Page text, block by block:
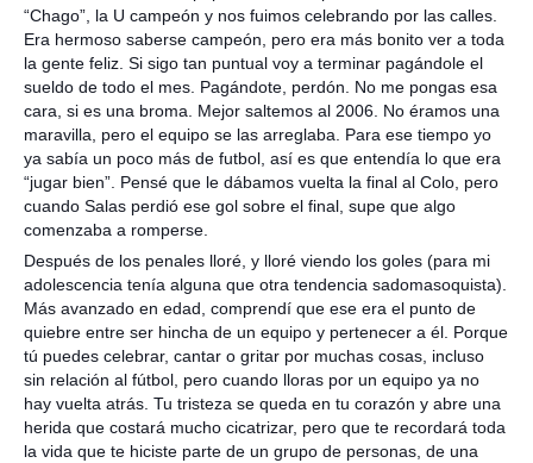
“Chago”, la U campeón y nos fuimos celebrando por las calles.
Era hermoso saberse campeón, pero era más bonito ver a toda
la gente feliz. Si sigo tan puntual voy a terminar pagándole el
sueldo de todo el mes. Pagándote, perdón. No me pongas esa
cara, si es una broma. Mejor saltemos al 2006. No éramos una
maravilla, pero el equipo se las arreglaba. Para ese tiempo yo
ya sabía un poco más de futbol, así es que entendía lo que era
“jugar bien”. Pensé que le dábamos vuelta la final al Colo, pero
cuando Salas perdió ese gol sobre el final, supe que algo
comenzaba a romperse.
Después de los penales lloré, y lloré viendo los goles (para mi
adolescencia tenía alguna que otra tendencia sadomasoquista).
Más avanzado en edad, comprendí que ese era el punto de
quiebre entre ser hincha de un equipo y pertenecer a él. Porque
tú puedes celebrar, cantar o gritar por muchas cosas, incluso
sin relación al fútbol, pero cuando lloras por un equipo ya no
hay vuelta atrás. Tu tristeza se queda en tu corazón y abre una
herida que costará mucho cicatrizar, pero que te recordará toda
la vida que te hiciste parte de un grupo de personas, de una